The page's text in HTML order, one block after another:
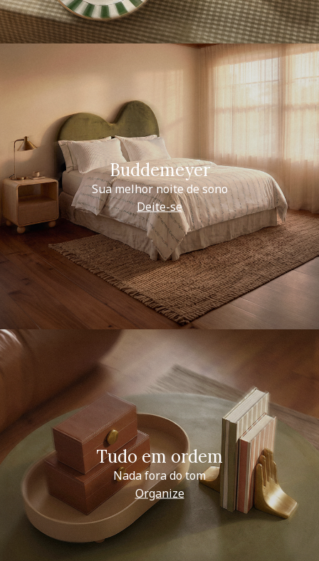
Buddemeyer
Sua melhor noite de sono
Deite-se
Tudo em ordem
Nada fora do tom
Organize